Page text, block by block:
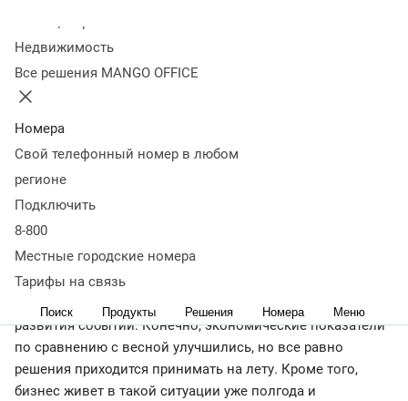
Недвижимость
Все решения MANGO OFFICE
Номера
Свой телефонный номер в любом
регионе
Подключить
8-800
Местные городские номера
Тарифы на связь
Поиск Продукты Решения Номера Меню
Новые реалии требуют пересмотра отлаженных
производственных механизмов и стратегий. О том, какие
вызовы стоят перед компаниями в целом и какие
инструменты для противодействия наиболее
эффективны, рассказывает директор по продажам
Вызовы сезона
Начинается новый бизнес-сезон, и компании подходят к
нему с некоторой настороженностью: в сегодняшних
условиях, с учетом фактора неопределенности,
необходимо готовиться к самым разным сценариям
развития событий. Конечно, экономические показатели
по сравнению с весной улучшились, но все равно
решения приходится принимать на лету. Кроме того,
бизнес живет в такой ситуации уже полгода и